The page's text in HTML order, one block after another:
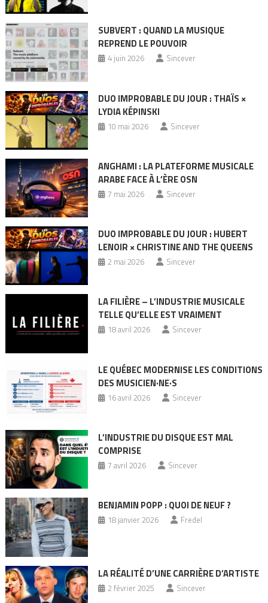
SUBVERT : QUAND LA MUSIQUE
REPREND LE POUVOIR
4 juin 2026 Sincever
DUO IMPROBABLE DU JOUR : THAÏS ×
LYDIA KÉPINSKI
10 mai 2026 Sincever
ANGHAMI : LA PLATEFORME MUSICALE
ARABE FACE À L’ÈRE OSN
7 mai 2026 Sincever
DUO IMPROBABLE DU JOUR : HUBERT
LENOIR × CHRISTINE AND THE QUEENS
2 mai 2026 Sincever
LA FILIÈRE – L’INDUSTRIE MUSICALE
TELLE QU’ELLE EST VRAIMENT
18 avril 2026 Sincever
LE QUÉBEC MODERNISE LES CONDITIONS
DES MUSICIEN·NE·S
16 avril 2026 Sincever
L’INDUSTRIE DU DISQUE EST MAL
COMPRISE
7 avril 2026 Sincever
BENJAMIN POPP : QUOI DE NEUF ?
18 janvier 2026 Fredel
LA RÉALITÉ D’UNE CARRIÈRE D’ARTISTE
2 février 2025 Sincever